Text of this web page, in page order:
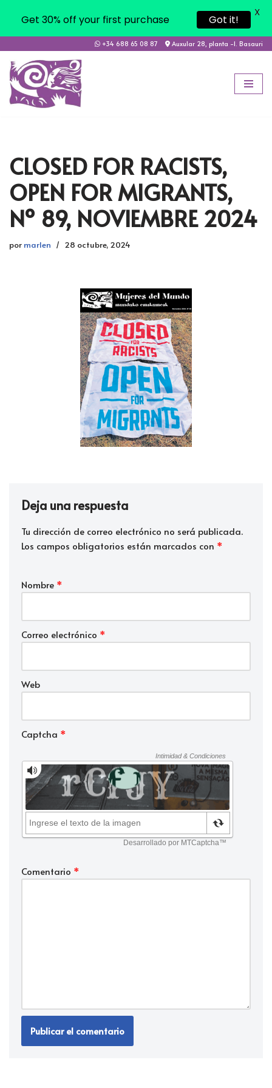
Saltar
al
contenido
+34 688 65 08 87 Auxular 28, planta -1. Basauri
CLOSED FOR RACISTS,
OPEN FOR MIGRANTS,
Nº 89, NOVIEMBRE 2024
por marlen 28 octubre, 2024
Deja una respuesta
Tu dirección de correo electrónico no será publicada.
Los campos obligatorios están marcados con *
Nombre *
Correo electrónico *
Web
Captcha *
Comentario *
Get 30% off your first purchase Got it!
X